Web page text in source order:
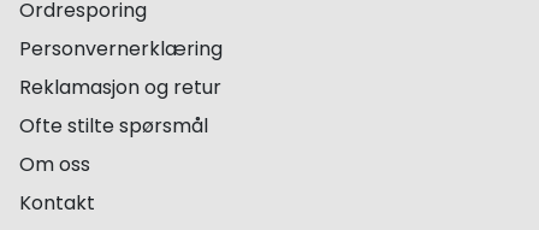
Ordresporing
Personvernerklæring
Reklamasjon og retur
Ofte stilte spørsmål
Om oss
Kontakt